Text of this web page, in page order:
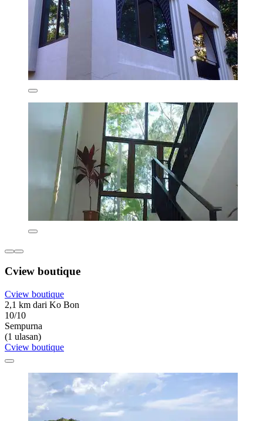
Cview boutique
Cview boutique
2,1 km dari Ko Bon
10/10
Sempurna
(1 ulasan)
Cview boutique